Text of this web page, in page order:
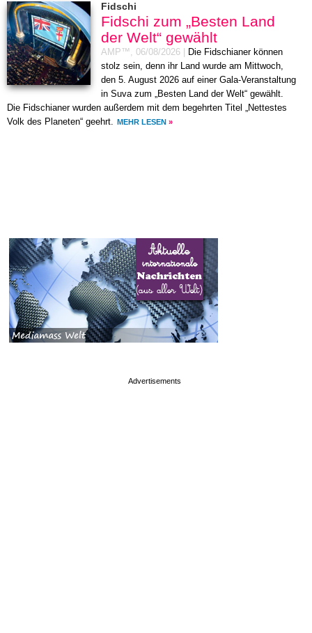
Fidschi
Fidschi zum „Besten Land
der Welt“ gewählt
AMP™, 06/08/2026
Die Fidschianer können
stolz sein, denn ihr Land wurde am Mittwoch,
den 5. August 2026 auf einer Gala-Veranstaltung
in Suva zum „Besten Land der Welt“ gewählt.
Die Fidschianer wurden außerdem mit dem begehrten Titel „Nettestes
Volk des Planeten“ geehrt.
MEHR LESEN »